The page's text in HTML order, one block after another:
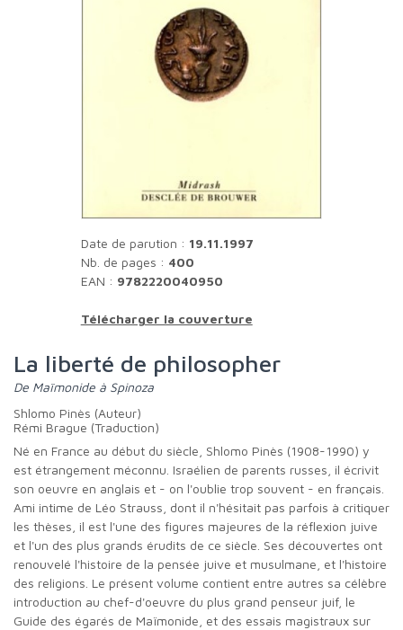
Date de parution : 19.11.1997
Nb. de pages : 400
EAN : 9782220040950
Télécharger la couverture
La liberté de philosopher
De Maïmonide à Spinoza
Shlomo Pinès (Auteur)
Rémi Brague (Traduction)
Né en France au début du siècle, Shlomo Pinès (1908-1990) y
est étrangement méconnu. Israélien de parents russes, il écrivit
son oeuvre en anglais et - on l'oublie trop souvent - en français.
Ami intime de Léo Strauss, dont il n'hésitait pas parfois à critiquer
les thèses, il est l'une des figures majeures de la réflexion juive
et l'un des plus grands érudits de ce siècle. Ses découvertes ont
renouvelé l'histoire de la pensée juive et musulmane, et l'histoire
des religions. Le présent volume contient entre autres sa célèbre
introduction au chef-d'oeuvre du plus grand penseur juif, le
Guide des égarés de Maïmonide, et des essais magistraux sur